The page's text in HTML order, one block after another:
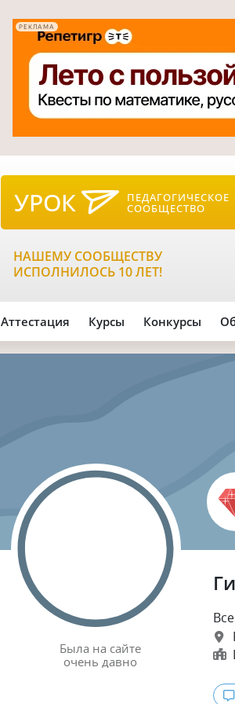
РЕКЛАМА
УРОК ПЕДАГОГИЧЕСКОЕ
СООБЩЕСТВО
НАШЕМУ СООБЩЕСТВУ
ИСПОЛНИЛОСЬ 10 ЛЕТ!
Аттестация Курсы Конкурсы
Была на сайте
очень давно